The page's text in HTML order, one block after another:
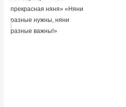
прекрасная няня» «Няни
разные нужны, няни
разные важны!»